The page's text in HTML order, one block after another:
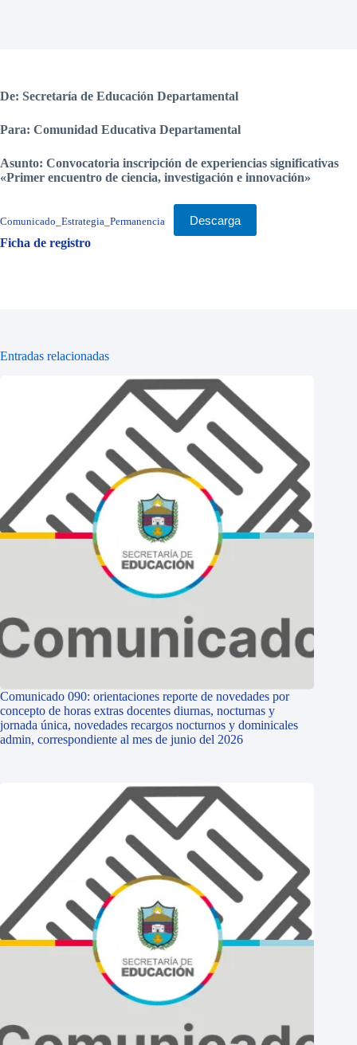
De: Secretaría de Educación Departamental
Para: Comunidad Educativa Departamental
Asunto: Convocatoria inscripción de experiencias significativas
«Primer encuentro de ciencia, investigación e innovación»
Comunicado_Estrategia_Permanencia
Descarga
Ficha de registro
Entradas relacionadas
Comunicado 090: orientaciones reporte de novedades por
concepto de horas extras docentes diurnas, nocturnas y
jornada única, novedades recargos nocturnos y dominicales
admin, correspondiente al mes de junio del 2026